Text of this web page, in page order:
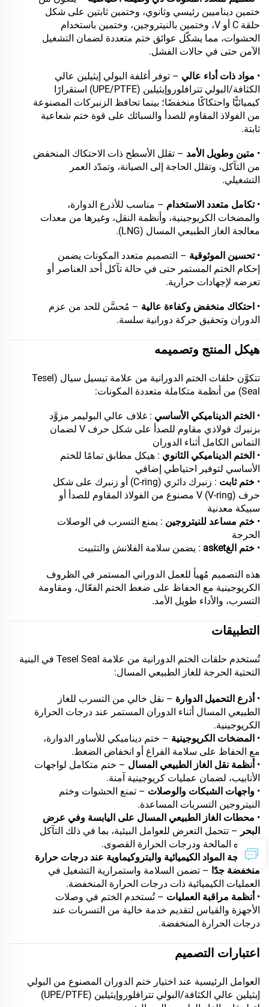
ختمين ديناميين رئيسي وثانوي، وختمين ثابتين على شكل
حلقة C أو V، وختمين بالنيتروجين، وختمين باستخدام
الحشوات، مما يشكّل عوائق ختم متعددة لضمان التشغيل
الآمن حتى في حالات الفشل.
• مواد ذات أداء عالي – توفر أغلفة البولي إيثيلين عالي
الكثافة/البولي تترافلوروإيثيلين (UPE/PTFE) استقرارًا
كيميائيًّا واحتكاكًا منخفضًا؛ بينما تحافظ الزنبركات المصنوعة
من الفولاذ المقاوم للصدأ والسبائك على قوة ختم شعاعية
ثابتة.
• متين وطويل الأمد – تقلل الأسطح ذات الاحتكاك المنخفض
من التآكل، وتقلل الحاجة إلى الصيانة، وتمدّد العمر
التشغيلي.
•تكامل متعدد الاستخدام – مناسب للأذرع الدوارة،
والمضخات الكريوجينية، وأنظمة النقل، وغيرها من معدات
معالجة الغاز الطبيعي المسال (LNG).
•تحسين الموثوقية – التصميم متعدد المكونات يضمن
إحكام الختم المستمر حتى في حالة تآكل أحد العناصر أو
تعرضه لإجهادات حرارية.
• احتكاك منخفض وكفاءة عالية – مُحسَّن للحد من عزم
الدوران وتحقيق حركة دورانية سلسة.
هيكل المنتج وتصميمه
تتكوَّن حلقات الختم الدورانية من علامة تيسيل سيال (Tesel
Seal) من أنظمة متكاملة متعددة المكونات:
• الختم الديناميكي الأساسي : غلاف عالي البوليمر مزوَّد
بزنبرك فولاذي مقاوم للصدأ على شكل حرف V لضمان
التماس الكامل أثناء الدوران
• الختم الديناميكي الثانوي : هيكل مطابق تمامًا للختم
الأساسي لتوفير احتياطي إضافي
• ختم ثابت
: زنبرك دائري (C-ring) أو زنبرك على شكل
حرف V (V-ring) مصنوع من الفولاذ المقاوم للصدأ أو
سبيكة معدنية
• ختم مساعد للنيتروجين : يمنع التسرب في الوصلات
الحرجة
• ختم الغasket : يضمن سلامة الفلانش والتثبيت
هذه التصميم مُهيأ للعمل الدوراني المستمر في الظروف
الكريوجينية مع الحفاظ على ضغط الختم الفعّال، ومقاومة
التسرب، والأداء طويل الأمد.
التطبيقات
تُستخدم حلقات الختم الدورانية من علامة Tesel Seal في البنية
التحتية الحرجة للغاز الطبيعي المسال:
• أذرع التحميل الدوارة – نقل خالي من التسرب للغاز
الطبيعي المسال أثناء الدوران المستمر عند درجات الحرارة
الكريوجينية.
• المضخات الكريوجينية – ختم ديناميكي للأساور الدوارة،
مع الحفاظ على سلامة الفراغ أو انخفاض الضغط.
• أنظمة نقل الغاز الطبيعي المسال – ختم متكامل لواجهات
الأنابيب، لضمان عمليات كريوجينية آمنة.
• واجهات الشبكات والوصلات – تمنع الحشوات وختم
النيتروجين التسربات المساعدة.
• محطات الغاز الطبيعي المسال على اليابسة وفي عرض
البحر – تتحمل التعرض للعوامل البيئية، بما في ذلك التآكل
والمياه المالحة ودرجات الحرارة القصوى.
•معالجة المواد الكيميائية والبتروكيماوية عند درجات حرارة
منخفضة جدًا – تضمن السلامة واستمرارية التشغيل في
العمليات الكيميائية ذات درجات الحرارة المنخفضة.
• أنظمة مراقبة العمليات – تُستخدم الختم في وصلات
الأجهزة والقياس لتقديم خدمة خالية من التسربات عند
درجات الحرارة المنخفضة.
اعتبارات التصميم
العوامل الرئيسية عند اختيار ختم الدوران المصنوع من البولي
إيثيلين عالي الكثافة/البولي تترافلوروإيثيلين (UPE/PTFE)